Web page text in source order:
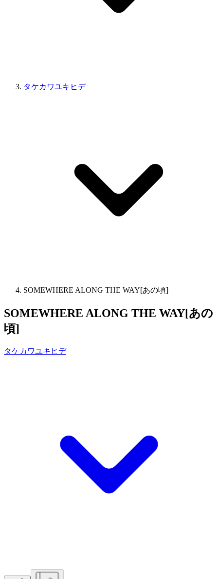
タケカワユキヒデ
SOMEWHERE ALONG THE WAY[あの頃]
SOMEWHERE ALONG THE WAY[あの
頃]
タケカワユキヒデ